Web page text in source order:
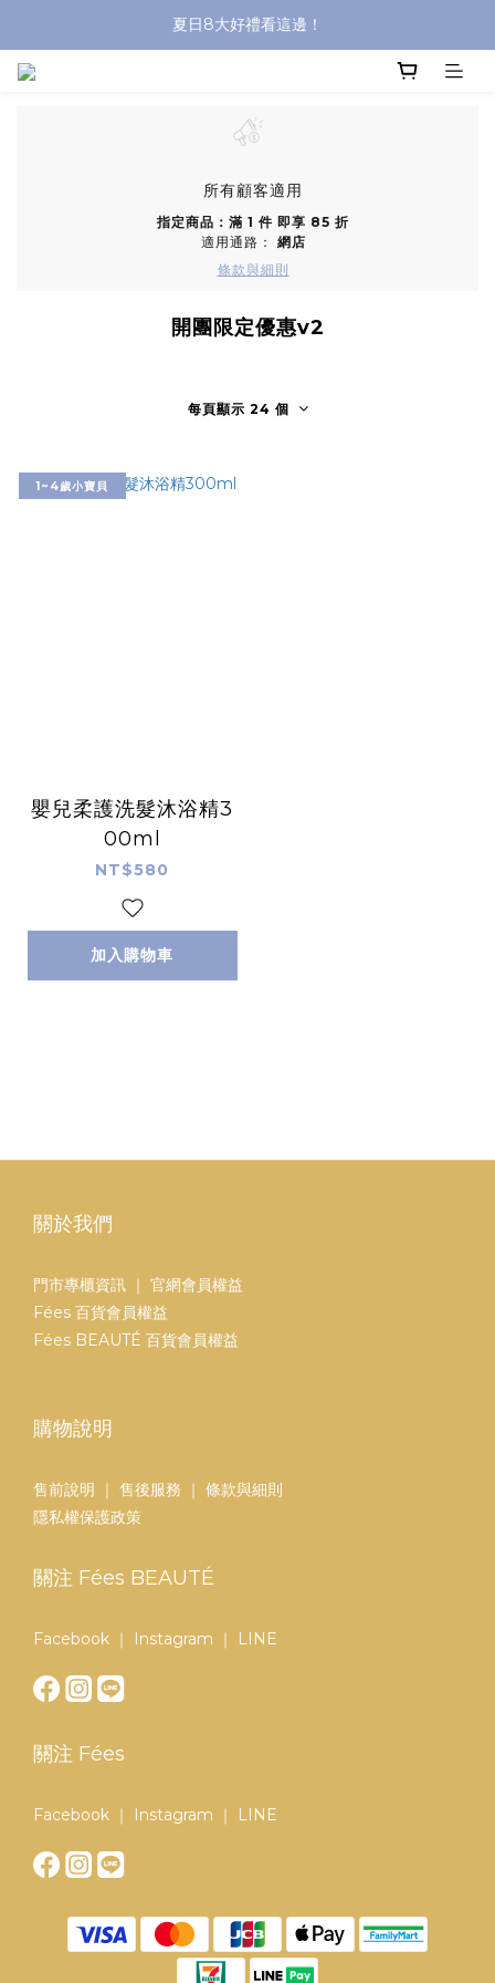
沐浴油單品限時9折！
夏日8大好禮看這邊！
沐浴油單品限時9折！
所有顧客適用
指定商品：滿 1 件 即享 85 折
適用通路： 網店
條款與細則
開團限定優惠v2
每頁顯示 24 個
1~4歲小寶貝
嬰兒柔護洗髮沐浴精3
00ml
NT$580
加入購物車
關於我們
門市專櫃資訊 ｜ 官網會員權益
Fées 百貨會員權益
Fées BEAUTÉ 百貨會員權益
購物說明
售前說明 ｜ 售後服務 ｜ 條款與細則
隱私權保護政策
關注 Fées BEAUTÉ
Facebook ｜ Instagram ｜ LINE
關注 Fées
Facebook ｜ Instagram ｜ LINE